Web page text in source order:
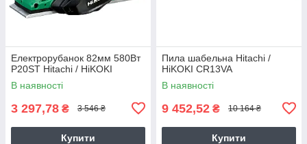
Електрорубанок 82мм 580Вт
P20ST Hitachi / HiKOKI
В наявності
3 297,78 ₴ 3 546 ₴
Купити
Пила шабельна Hitachi /
HiKOKI CR13VA
В наявності
9 452,52 ₴ 10 164 ₴
Купити